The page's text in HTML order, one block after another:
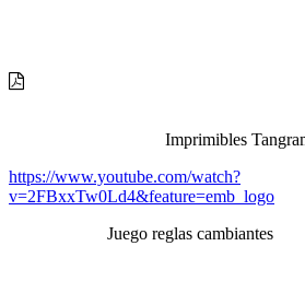
Imprimibles
https://www.youtube.com/watch?
v=2FBxxTw0Ld4&feature=emb_logo
Juego reglas cambiantes